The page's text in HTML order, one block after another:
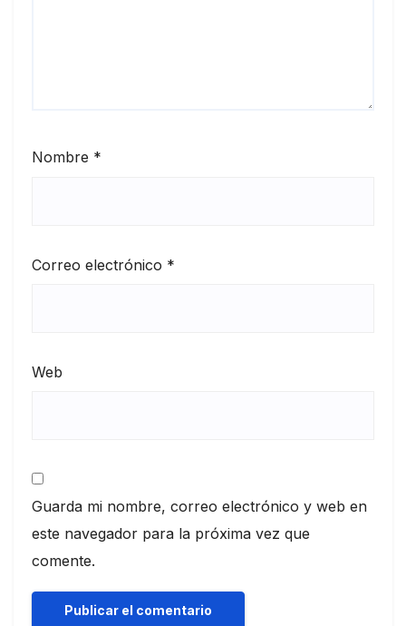
Nombre *
Correo electrónico *
Web
Guarda mi nombre, correo electrónico y web en
este navegador para la próxima vez que
comente.